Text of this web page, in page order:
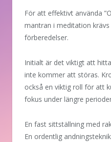
För att effektivt använda
mantran i meditation
förberedelser.
Initialt är det viktigt att
inte kommer att störas.
också en viktig roll för att
fokus under längre
En fast sittställning med
En ordentlig